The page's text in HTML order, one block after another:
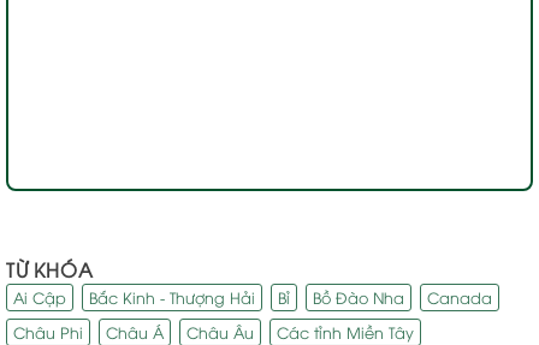
TỪ KHÓA
Ai Cập Bắc Kinh - Thượng Hải Bỉ Bồ Đào Nha
Canada
Châu Phi
Châu Á Châu Âu
Các tỉnh Miền Tây